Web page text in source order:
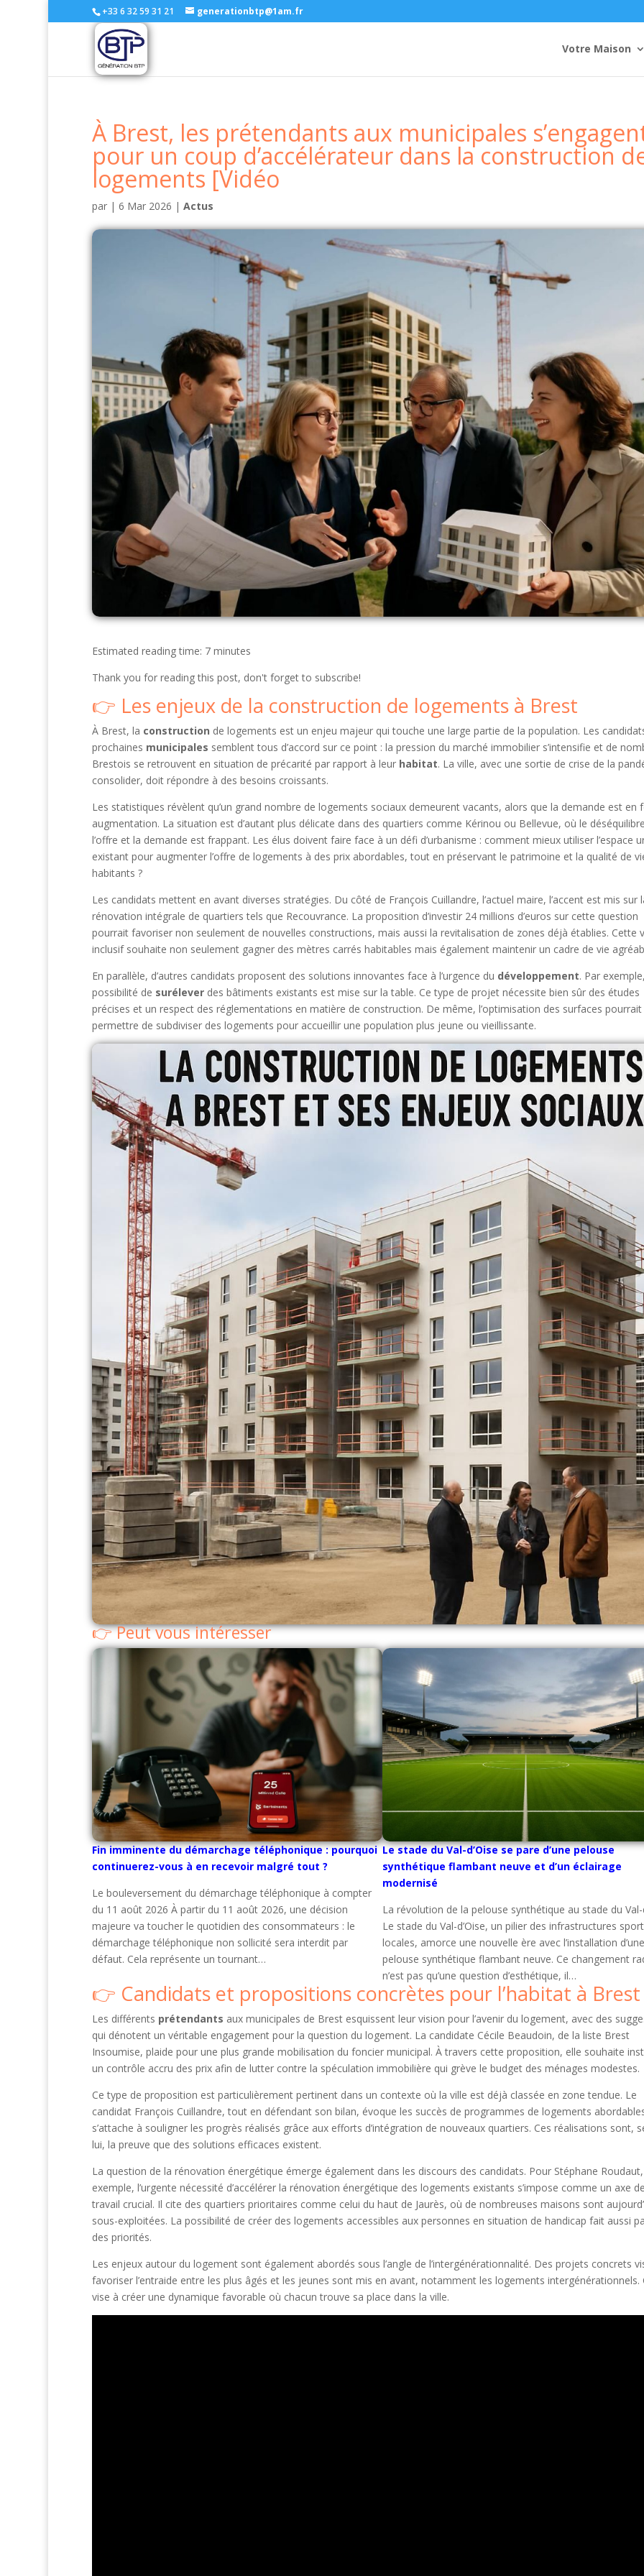
+33 6 32 59 31 21 generationbtp@1am.fr
Votre Maison
À Brest, les prétendants aux municipales
pour un coup d’accélérateur dans la construction
logements [Vidéo
par | 6 Mar 2026 | Actus
Estimated reading time: 7 minutes
Thank you for reading this post, don't forget to subscribe!
Les enjeux de la construction de logements à Brest
À Brest, la construction de logements est un enjeu majeur qui touche une large partie de la population. Les
prochaines municipales semblent tous d’accord sur ce point : la pression du marché immobilier s’intensifie et de
Brestois se retrouvent en situation de précarité par rapport à leur habitat. La ville, avec une sortie de crise de la
consolider, doit répondre à des besoins croissants.
Les statistiques révèlent qu’un grand nombre de logements sociaux demeurent vacants, alors que la demande est en
augmentation. La situation est d’autant plus délicate dans des quartiers comme Kérinou ou Bellevue, où le
l’offre et la demande est frappant. Les élus doivent faire face à un défi d’urbanisme : comment mieux utiliser l’espace
existant pour augmenter l’offre de logements à des prix abordables, tout en préservant le patrimoine et la qualité de
habitants ?
Les candidats mettent en avant diverses stratégies. Du côté de François Cuillandre, l’actuel maire, l’accent est mis sur
rénovation intégrale de quartiers tels que Recouvrance. La proposition d’investir 24 millions d’euros sur cette question
pourrait favoriser non seulement de nouvelles constructions, mais aussi la revitalisation de zones déjà établies. Cette
inclusif souhaite non seulement gagner des mètres carrés habitables mais également maintenir un cadre de vie
En parallèle, d’autres candidats proposent des solutions innovantes face à l’urgence du développement. Par
possibilité de suréleverdes bâtiments existants est mise sur la table. Ce type de projet nécessite bien sûr des études
précises et un respect des réglementations en matière de construction. De même, l’optimisation des surfaces pourrait
permettre de subdiviser des logements pour accueillir une population plus jeune ou vieillissante.
Peut vous intéresser
Fin imminente du démarchage téléphonique : pourquoi
continuerez-vous à en recevoir malgré tout ?
Le bouleversement du démarchage téléphonique à compter
du 11 août 2026 À partir du 11 août 2026, une décision
majeure va toucher le quotidien des consommateurs : le
démarchage téléphonique non sollicité sera interdit par
défaut. Cela représente un tournant…
Le stade du Val-d’Oise se pare d’une pelouse
synthétique flambant neuve et d’un éclairage
modernisé
La révolution de la pelouse synthétique au stade du Val-
Le stade du Val-d’Oise, un pilier des infrastructures
locales, amorce une nouvelle ère avec l’installation d’une
pelouse synthétique flambant neuve. Ce changement
n’est pas qu’une question d’esthétique, il…
Candidats et propositions concrètes pour l’habitat à Brest
Les différents prétendants aux municipales de Brest esquissent leur vision pour l’avenir du logement, avec des
qui dénotent un véritable engagement pour la question du logement. La candidate Cécile Beaudoin, de la liste Brest
Insoumise, plaide pour une plus grande mobilisation du foncier municipal. À travers cette proposition, elle souhaite
un contrôle accru des prix afin de lutter contre la spéculation immobilière qui grève le budget des ménages modestes.
Ce type de proposition est particulièrement pertinent dans un contexte où la ville est déjà classée en zone tendue. Le
candidat François Cuillandre, tout en défendant son bilan, évoque les succès de programmes de logements
s’attache à souligner les progrès réalisés grâce aux efforts d’intégration de nouveaux quartiers. Ces réalisations sont,
lui, la preuve que des solutions efficaces existent.
La question de la rénovation énergétique émerge également dans les discours des candidats. Pour Stéphane
exemple, l’urgente nécessité d’accélérer la rénovation énergétique des logements existants s’impose comme un axe
travail crucial. Il cite des quartiers prioritaires comme celui du haut de Jaurès, où de nombreuses maisons sont
sous-exploitées. La possibilité de créer des logements accessibles aux personnes en situation de handicap fait aussi
des priorités.
Les enjeux autour du logement sont également abordés sous l’angle de l’intergénérationnalité. Des projets concrets
favoriser l’entraide entre les plus âgés et les jeunes sont mis en avant, notamment les logements intergénérationnels.
vise à créer une dynamique favorable où chacun trouve sa place dans la ville.